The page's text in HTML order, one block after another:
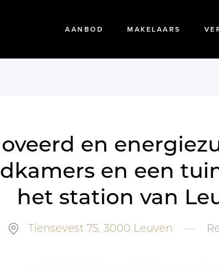
AANBOD MAKELAARS
en
en een
het station van
Tiensevest 75, 3000 Leuven —